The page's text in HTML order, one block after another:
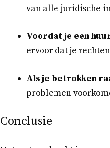
van alle juridische
Voordat je een
ervoor dat je
Als je betrokken
problemen
Conclusie